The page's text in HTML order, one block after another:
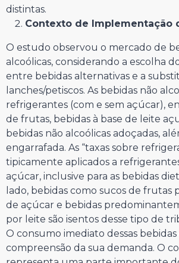
distintas.
Contexto de Implementação
O estudo observou o mercado de
alcoólicas, considerando a escolha
entre bebidas alternativas e a
lanches/petiscos. As bebidas não
refrigerantes (com e sem açúcar),
de frutas, bebidas à base de leite
bebidas não alcoólicas adoçadas,
engarrafada. As “taxas sobre
tipicamente aplicados a
açúcar, inclusive para as bebidas
lado, bebidas como sucos de frutas
de açúcar e bebidas
por leite são isentos desse tipo de
O consumo imediato dessas
compreensão da sua demanda. O